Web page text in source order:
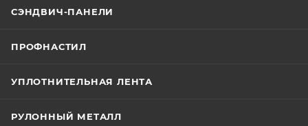
СЭНДВИЧ-ПАНЕЛИ
ПРОФНАСТИЛ
УПЛОТНИТЕЛЬНАЯ ЛЕНТА
РУЛОННЫЙ МЕТАЛЛ